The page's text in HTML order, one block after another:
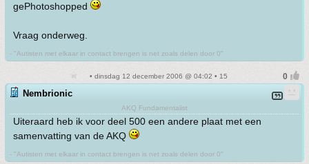
gePhotoshopped
Vraag onderweg.
- "Autisten met elkaar in contact brengen is net zoals delen door 0"
• dinsdag 12 december 2006 @ 04:02 • 15
Nembrionic
AKQ Fundamentalist
Uiteraard heb ik voor deel 500 een andere plaat met een
samenvatting van de AKQ
- "Autisten met elkaar in contact brengen is net zoals delen door 0"